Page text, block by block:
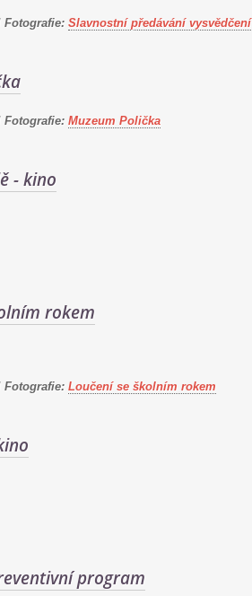
Fotografie: Slavnostní předávání vysvědčení
Fotografie: Muzeum Polička
- kino
rokem
Fotografie: Loučení se školním rokem
program